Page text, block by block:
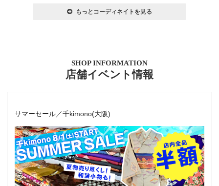
もっとコーディネイトを見る
SHOP INFORMATION
店舗イベント情報
サマーセール／千kimono(大阪)